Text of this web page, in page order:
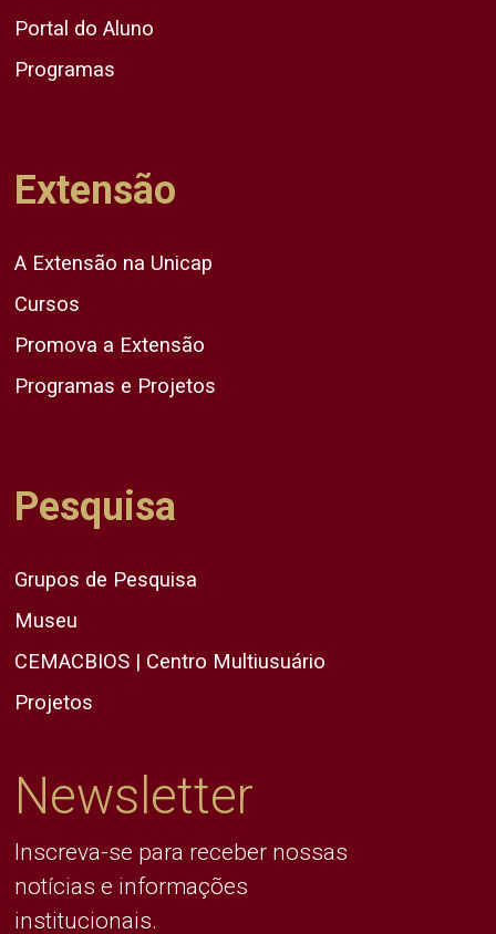
Portal do Aluno
Programas
Extensão
A Extensão na Unicap
Cursos
Promova a Extensão
Programas e Projetos
Pesquisa
Grupos de Pesquisa
Museu
CEMACBIOS | Centro Multiusuário
Projetos
Newsletter
Inscreva-se para receber nossas
notícias e informações
institucionais.